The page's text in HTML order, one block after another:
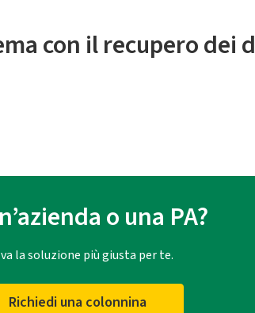
con il recupero dei
o una PA?
la soluzione più giusta per te.
Richiedi una colonnina